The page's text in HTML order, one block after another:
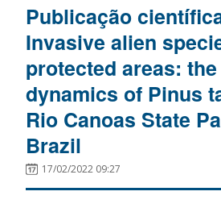
Publicação
Invasive alien
protected areas: the
dynamics of Pinus
Rio Canoas State
Brazil
17/02/2022 09:27